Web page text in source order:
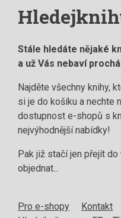
Stále hledáte nějaké
a už Vás nebaví
Najděte všechny knihy,
si je do košíku a nechte
dostupnost e-shopů s
nejvýhodnější nabídky!
Pak již stačí jen přejít
objednat...
Pro e-shopy Kontakt